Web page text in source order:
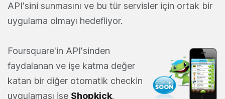
API'sini sunmasını ve bu tür servisler için ortak bir
uygulama olmayı hedefliyor.
Foursquare'in API'sinden
faydalanan ve işe katma değer
katan bir diğer otomatik checkin
uygulaması ise Shopkick.